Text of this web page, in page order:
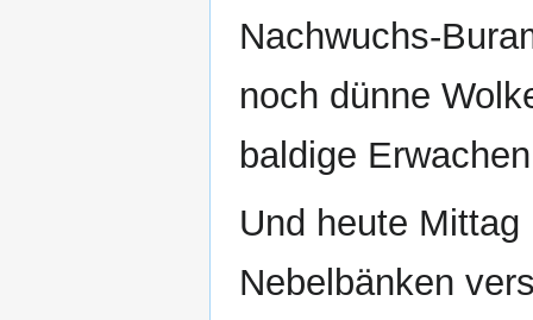
Nachwuchs-
noch dünne
baldige
Und heute
Nebelbänken